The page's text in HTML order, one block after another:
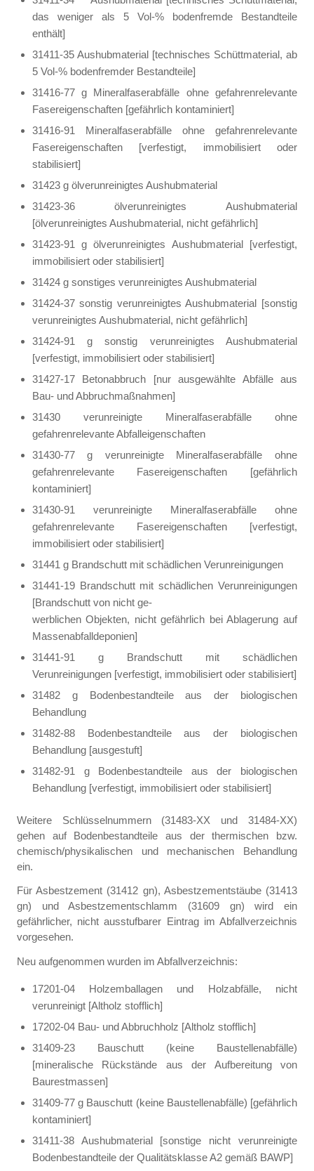
das weniger als 5 Vol-% bodenfremde Bestandteile
enthält]
31411-35 Aushubmaterial [technisches Schüttmaterial, ab
5 Vol-% bodenfremder Bestandteile]
31416-77 g Mineralfaserabfälle ohne gefahrenrelevante
Fasereigenschaften [gefährlich kontaminiert]
31416-91 Mineralfaserabfälle ohne gefahrenrelevante
Fasereigenschaften [verfestigt, immobilisiert oder
stabilisiert]
31423 g ölverunreinigtes Aushubmaterial
31423-36 ölverunreinigtes Aushubmaterial
[ölverunreinigtes Aushubmaterial, nicht gefährlich]
31423-91 g ölverunreinigtes Aushubmaterial [verfestigt,
immobilisiert oder stabilisiert]
31424 g sonstiges verunreinigtes Aushubmaterial
31424-37 sonstig verunreinigtes Aushubmaterial [sonstig
verunreinigtes Aushubmaterial, nicht gefährlich]
31424-91 g sonstig verunreinigtes Aushubmaterial
[verfestigt, immobilisiert oder stabilisiert]
31427-17 Betonabbruch [nur ausgewählte Abfälle aus
Bau- und Abbruchmaßnahmen]
31430 verunreinigte Mineralfaserabfälle ohne
gefahrenrelevante Abfalleigenschaften
31430-77 g verunreinigte Mineralfaserabfälle ohne
gefahrenrelevante Fasereigenschaften [gefährlich
kontaminiert]
31430-91 verunreinigte Mineralfaserabfälle ohne
gefahrenrelevante Fasereigenschaften [verfestigt,
immobilisiert oder stabilisiert]
31441 g Brandschutt mit schädlichen Verunreinigungen
31441-19 Brandschutt mit schädlichen Verunreinigungen
[Brandschutt von nicht ge-
werblichen Objekten, nicht gefährlich bei Ablagerung auf
Massenabfalldeponien]
31441-91 g Brandschutt mit schädlichen
Verunreinigungen [verfestigt, immobilisiert oder stabilisiert]
31482 g Bodenbestandteile aus der biologischen
Behandlung
31482-88 Bodenbestandteile aus der biologischen
Behandlung [ausgestuft]
31482-91 g Bodenbestandteile aus der biologischen
Behandlung [verfestigt, immobilisiert oder stabilisiert]
Weitere Schlüsselnummern (31483-XX und 31484-XX)
gehen auf Bodenbestandteile aus der thermischen bzw.
chemisch/physikalischen und mechanischen Behandlung
ein.
Für Asbestzement (31412 gn), Asbestzementstäube (31413
gn) und Asbestzementschlamm (31609 gn) wird ein
gefährlicher, nicht ausstufbarer Eintrag im Abfallverzeichnis
vorgesehen.
Neu aufgenommen wurden im Abfallverzeichnis:
17201-04 Holzemballagen und Holzabfälle, nicht
verunreinigt [Altholz stofflich]
17202-04 Bau- und Abbruchholz [Altholz stofflich]
31409-23 Bauschutt (keine Baustellenabfälle)
[mineralische Rückstände aus der Aufbereitung von
Baurestmassen]
31409-77 g Bauschutt (keine Baustellenabfälle) [gefährlich
kontaminiert]
31411-38 Aushubmaterial [sonstige nicht verunreinigte
Bodenbestandteile der Qualitätsklasse A2 gemäß BAWP]